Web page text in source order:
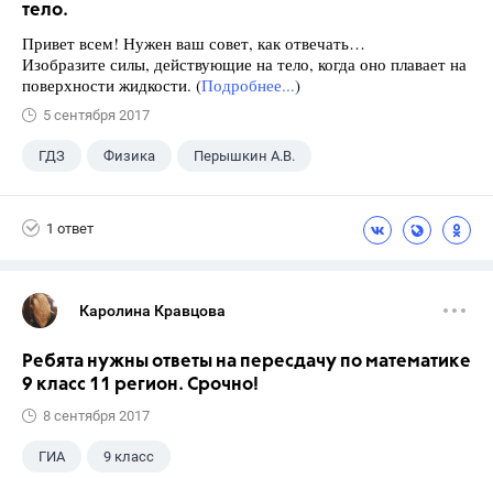
тело.
Привет всем! Нужен ваш совет, как отвечать…
Изобразите силы, действующие на тело, когда оно плавает на
поверхности жидкости. (Подробнее...)
5 сентября 2017
ГДЗ Физика Перышкин А.В.
1 ответ
Каролина Кравцова
Ребята нужны ответы на пересдачу по математике
9 класс 11 регион. Срочно!
8 сентября 2017
ГИА 9 класс